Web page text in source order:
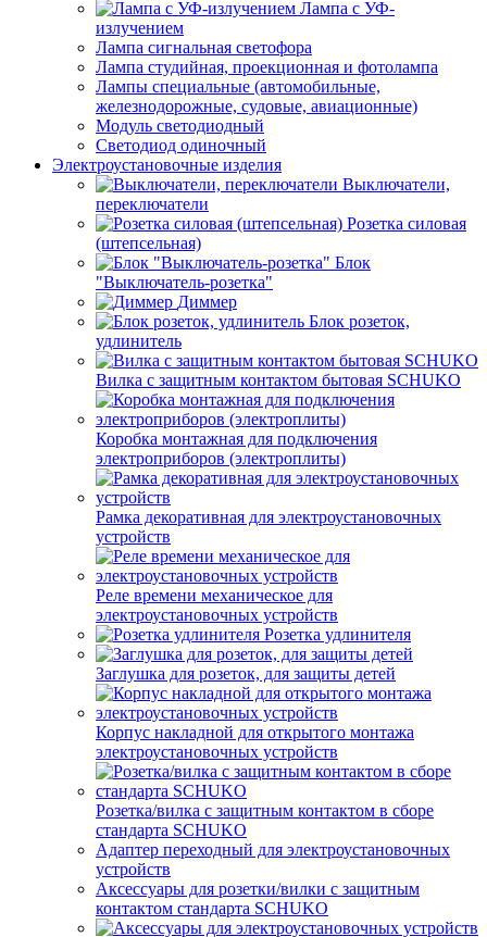
Лампа с УФ-
излучением
Лампа сигнальная светофора
Лампа студийная, проекционная и фотолампа
Лампы специальные (автомобильные,
железнодорожные, судовые, авиационные)
Модуль светодиодный
Светодиод одиночный
Электроустановочные изделия
Выключатели,
переключатели
Розетка силовая
(штепсельная)
Блок
"Выключатель-розетка"
Диммер
Блок розеток,
удлинитель
Вилка с защитным контактом бытовая SCHUKO
Коробка монтажная для подключения
электроприборов (электроплиты)
Рамка декоративная для электроустановочных
устройств
Реле времени механическое для
электроустановочных устройств
Розетка удлинителя
Заглушка для розеток, для защиты детей
Корпус накладной для открытого монтажа
электроустановочных устройств
Розетка/вилка с защитным контактом в сборе
стандарта SCHUKO
Адаптер переходный для электроустановочных
устройств
Аксессуары для розетки/вилки с защитным
контактом стандарта SCHUKO